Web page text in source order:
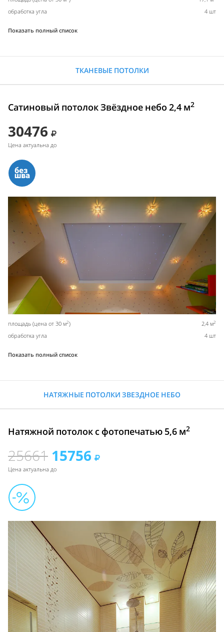
обработка угла 4 шт
Показать полный список
ТКАНЕВЫЕ ПОТОЛКИ
Сатиновый потолок Звёздное небо 2,4 м2
30476
Цена актуальна до
площадь (цена от 30 м2) 2,4 м2
обработка угла 4 шт
Показать полный список
НАТЯЖНЫЕ ПОТОЛКИ ЗВЕЗДНОЕ НЕБО
Натяжной потолок с фотопечатью 5,6 м2
25661 15756
Цена актуальна до